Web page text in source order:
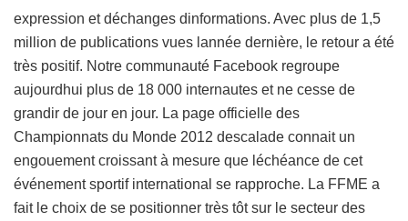
expression et déchanges dinformations. Avec plus de 1,5
million de publications vues lannée dernière, le retour a été
très positif. Notre communauté Facebook regroupe
aujourdhui plus de 18 000 internautes et ne cesse de
grandir de jour en jour. La page officielle des
Championnats du Monde 2012 descalade connait un
engouement croissant à mesure que léchéance de cet
événement sportif international se rapproche. La FFME a
fait le choix de se positionner très tôt sur le secteur des